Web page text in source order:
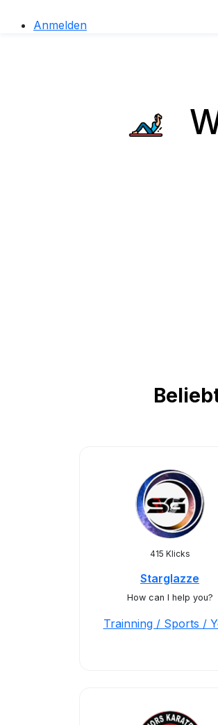
Anmelden
415 Klicks
Starglazze
How can I help you?
Trainning / Sports /